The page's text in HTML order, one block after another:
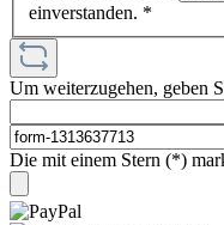
einverstanden. *
Um weiterzugehen, geben
Die mit einem Stern (*)